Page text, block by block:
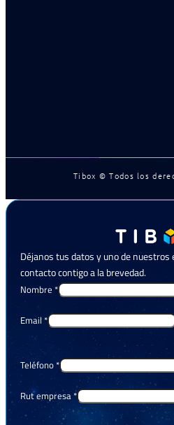
Tibox © Todos los
Déjanos tus datos y uno de nuestros
contacto contigo a la brevedad.
Nombre *
Email *
Teléfono *
Rut empresa *